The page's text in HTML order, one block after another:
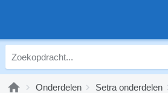
Onderdelen Setra onderdelen